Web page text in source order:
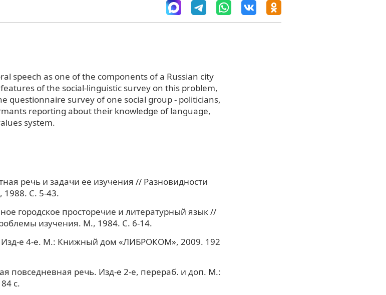
speech as one of the components of a Russian city
of the social-linguistic survey on this problem,
questionnaire survey of one social group - politicians,
reporting about their knowledge of language,
system.
речь и задачи ее изучения // Разновидности
1988. С. 5-43.
городское просторечие и литературный язык //
изучения. М., 1984. С. 6-14.
Изд-е 4-е. М.: Книжный дом «ЛИБРОКОМ», 2009. 192
повседневная речь. Изд-е 2-е, перераб. и доп. М.:
с.